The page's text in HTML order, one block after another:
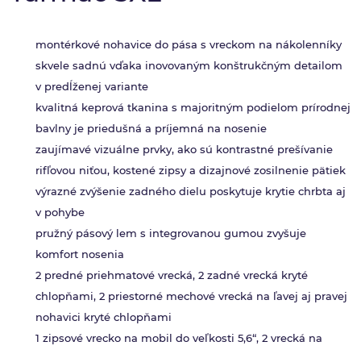
montérkové nohavice do pása s vreckom na nákolenníky
skvele sadnú vďaka inovovaným konštrukčným detailom
v predĺženej variante
kvalitná keprová tkanina s majoritným podielom prírodnej
bavlny je priedušná a príjemná na nosenie
zaujímavé vizuálne prvky, ako sú kontrastné prešívanie
rifľovou niťou, kostené zipsy a dizajnové zosilnenie pätiek
výrazné zvýšenie zadného dielu poskytuje krytie chrbta aj
v pohybe
pružný pásový lem s integrovanou gumou zvyšuje
komfort nosenia
2 predné priehmatové vrecká, 2 zadné vrecká kryté
chlopňami, 2 priestorné mechové vrecká na ľavej aj pravej
nohavici kryté chlopňami
1 zipsové vrecko na mobil do veľkosti 5,6“, 2 vrecká na